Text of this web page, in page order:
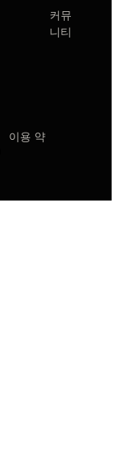
커뮤
니티
이용 약